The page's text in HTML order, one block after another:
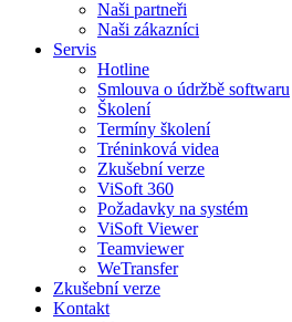
Naši partneři
Naši zákazníci
Servis
Hotline
Smlouva o údržbě softwaru
Školení
Termíny školení
Tréninková videa
Zkušební verze
ViSoft 360
Požadavky na systém
ViSoft Viewer
Teamviewer
WeTransfer
Zkušební verze
Kontakt